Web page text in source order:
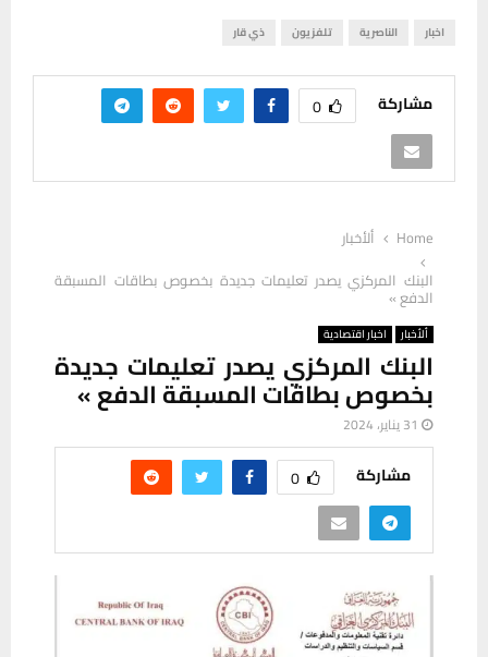
اخبار الناصرية تلفزيون ذي قار
مشاركة 0
Home
ألأخبار
البنك المركزي يصدر تعليمات جديدة بخصوص بطاقات المسبقة
الدفع »
ألأخبار اخبار اقتصادية
البنك المركزي يصدر تعليمات جديدة
بخصوص بطاقات المسبقة الدفع »
31 يناير، 2024
مشاركة 0